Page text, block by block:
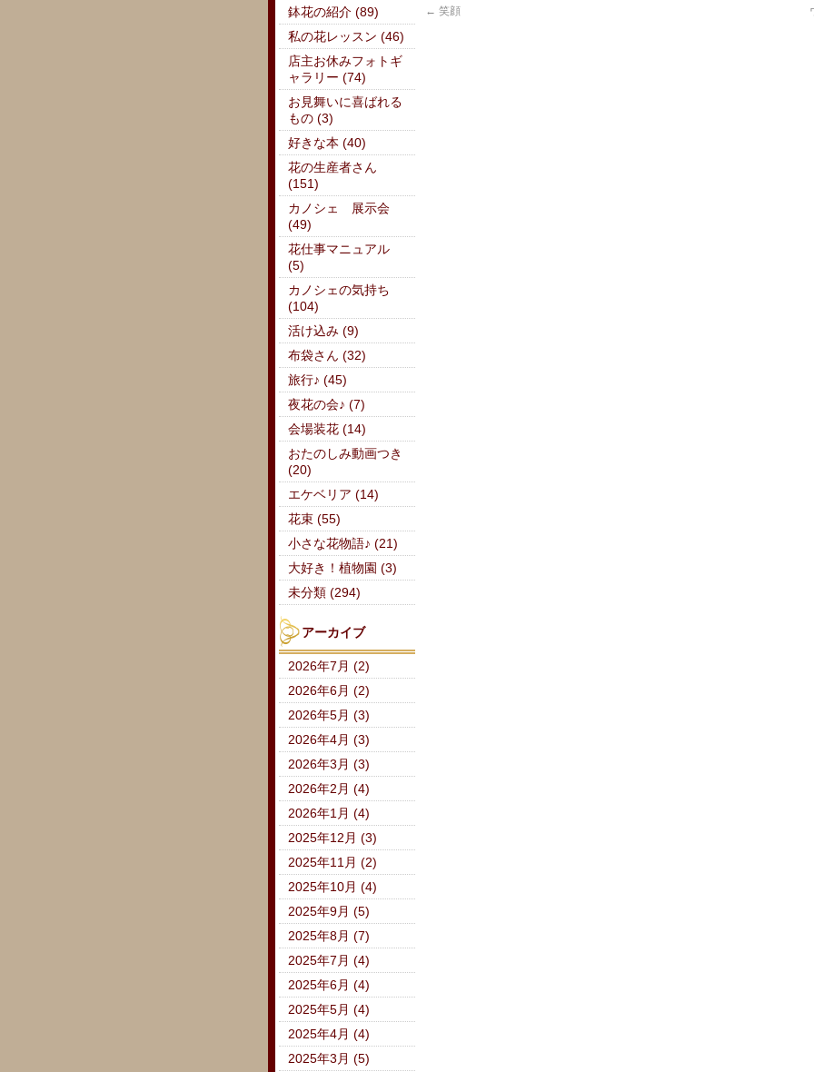
← 笑顔
鉢花の紹介 (89)
私の花レッスン (46)
店主お休みフォトギ
ャラリー (74)
お見舞いに喜ばれる
もの (3)
好きな本 (40)
花の生産者さん
(151)
カノシェ 展示会
(49)
花仕事マニュアル
(5)
カノシェの気持ち
(104)
活け込み (9)
布袋さん (32)
旅行♪ (45)
夜花の会♪ (7)
会場装花 (14)
おたのしみ動画つき
(20)
エケベリア (14)
花束 (55)
小さな花物語♪ (21)
大好き！植物園 (3)
未分類 (294)
アーカイブ
2026年7月 (2)
2026年6月 (2)
2026年5月 (3)
2026年4月 (3)
2026年3月 (3)
2026年2月 (4)
2026年1月 (4)
2025年12月 (3)
2025年11月 (2)
2025年10月 (4)
2025年9月 (5)
2025年8月 (7)
2025年7月 (4)
2025年6月 (4)
2025年5月 (4)
2025年4月 (4)
2025年3月 (5)